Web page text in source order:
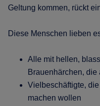
Geltung kommen, rückt
Diese Menschen lieben
Alle mit hellen,
Brauenhärchen,
Vielbeschäftigte,
machen wollen